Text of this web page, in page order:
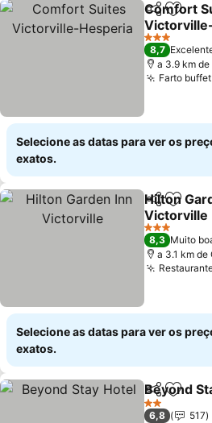
Partilhar
Comfort
Ver preços
3 Estrelas
8,7
a 3.9 km
Farto
Selecione as datas para ver os
exatos.
Partilhar
Hilton
Victorville
Ver preços
3 Estrelas
8,3 Muito
a 3.1 km
Selecione as datas para ver os
exatos.
Partilhar
Beyond
2 Estrelas
6,8
517